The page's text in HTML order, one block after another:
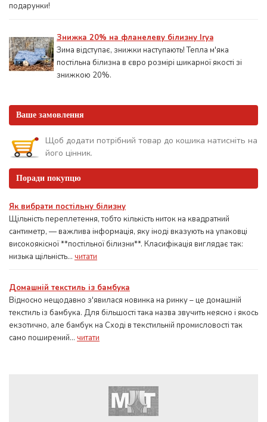
подарунки!
Знижка 20% на фланелеву білизну Irya
Зима відступає, знижки наступають! Тепла м'яка
постільна білизна в євро розмірі шикарної якості зі
знижкою 20%.
Ваше замовлення
Щоб додати потрібний товар до кошика натисніть на
його цінник.
Поради покупцю
Як вибрати постільну білизну
Щільність переплетення, тобто кількість ниток на квадратний
сантиметр, — важлива інформація, яку іноді вказують на упаковці
високоякісної **постільної білизни**. Класифікація виглядає так:
низька щільність... читати
Домашній текстиль із бамбука
Відносно нещодавно з'явилася новинка на ринку – це домашній
текстиль із бамбука. Для більшості така назва звучить неясно і якось
екзотично, але бамбук на Сході в текстильній промисловості так
само поширений... читати